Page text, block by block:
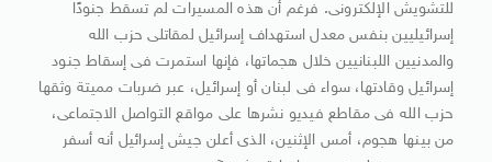
للتشويش الإلكترونى. فرغم أن هذه المسيرات لم تسقط جنودًا
إسرائيليين بنفس معدل استهداف إسرائيل لمقاتلى حزب الله
والمدنيين اللبنانيين خلال هجماتها، فإنها استمرت فى إسقاط جنود
إسرائيل وقادتها، سواء فى لبنان أو إسرائيل، عبر ضربات مميتة وثقها
حزب الله فى مقاطع فيديو نشرها على مواقع التواصل الاجتماعى،
من بينها هجوم، أمس الإثنين، الذى أعلن جيش إسرائيل أنه أسفر